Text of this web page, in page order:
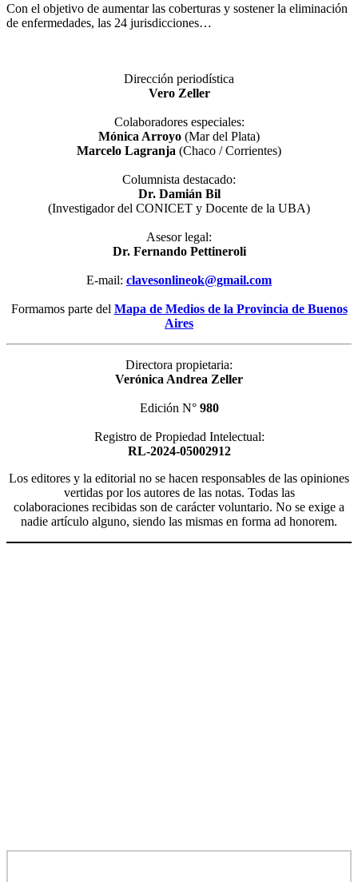
Con el objetivo de aumentar las coberturas y sostener la eliminación
de enfermedades, las 24 jurisdicciones…
Dirección periodística
Vero Zeller
Colaboradores especiales:
Mónica Arroyo (Mar del Plata)
Marcelo Lagranja (Chaco / Corrientes)
Columnista destacado:
Dr. Damián Bil
(Investigador del CONICET y Docente de la UBA)
Asesor legal:
Dr. Fernando Pettineroli
E-mail: clavesonlineok@gmail.com
Formamos parte del Mapa de Medios de la Provincia de Buenos
Aires
Directora propietaria:
Verónica Andrea Zeller
Edición N°980
Registro de Propiedad Intelectual:
RL-2024-05002912
Los editores y la editorial no se hacen responsables de las opiniones
vertidas por los autores de las notas. Todas las
colaboraciones recibidas son de carácter voluntario. No se exige a
nadie artículo alguno, siendo las mismas en forma ad honorem.